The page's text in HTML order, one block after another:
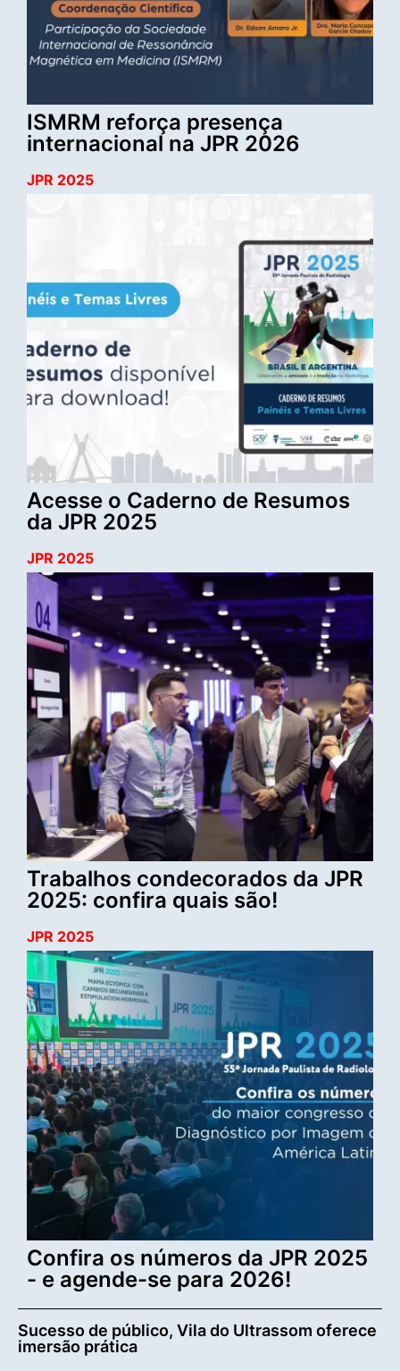
ISMRM reforça presença
internacional na JPR 2026
JPR 2025
Acesse o Caderno de Resumos
da JPR 2025
JPR 2025
Trabalhos condecorados da JPR
2025: confira quais são!
JPR 2025
Confira os números da JPR 2025
- e agende-se para 2026!
Sucesso de público, Vila do Ultrassom oferece
imersão prática